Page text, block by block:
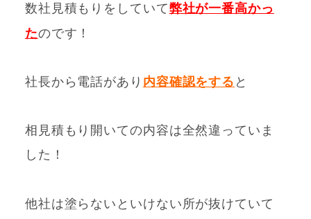
数社見積もりをしていて弊社が一番高かっ
たのです！
社長から電話があり 内容確認をする と
相見積もり開いての内容は全然違っていま
した！
他社は塗らないといけない所が抜けていて